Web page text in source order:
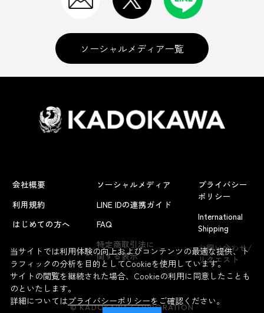
よくあるお問い合わせ
ソーシャルメディア一覧
会社概要
利用規約
はじめての方へ
ソーシャルメディア
LINE IDの連携ガイド
FAQ
特定商取引法に
関する表示
プライバシー
ポリシー
International
Shipping
お問い合わせ/
リクエスト
© KADOKAWA CORPORATION
当サイトでは利用体験の向上およびコンテンツの最適な提供、ト
ラフィックの分析を目的としてCookieを使用しています。
サイトの閲覧を継続された場合、Cookieの利用に同意したことも
のといたします。
詳細についてはプライバシーポリシーをご確認ください。